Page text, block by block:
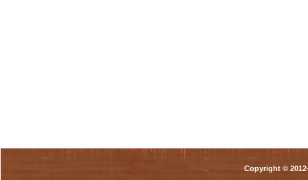
Copyright ©